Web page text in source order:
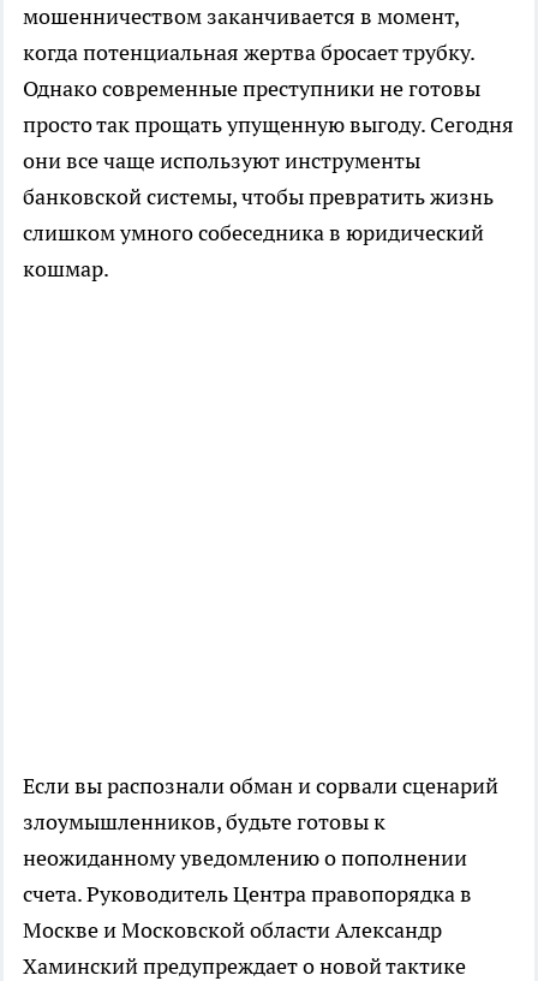
мошенничеством заканчивается в момент,
когда потенциальная жертва бросает трубку.
Однако современные преступники не готовы
просто так прощать упущенную выгоду. Сегодня
они все чаще используют инструменты
банковской системы, чтобы превратить жизнь
слишком умного собеседника в юридический
кошмар.
Если вы распознали обман и сорвали сценарий
злоумышленников, будьте готовы к
неожиданному уведомлению о пополнении
счета. Руководитель Центра правопорядка в
Москве и Московской области Александр
Хаминский предупреждает о новой тактике